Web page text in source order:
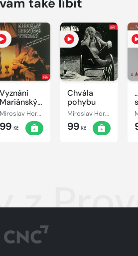
Vyznání
Mariánským
Lázním v
červnu a
červnu v
Mariánských
Miroslav Horníček
99 Kč
Chvála
pohybu
Miroslav Horníček
99 Kč
z